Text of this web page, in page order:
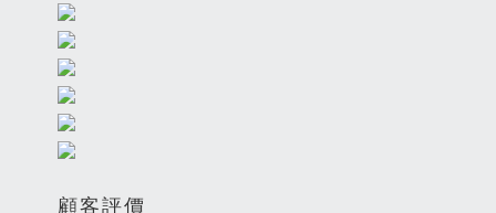
顧客評價